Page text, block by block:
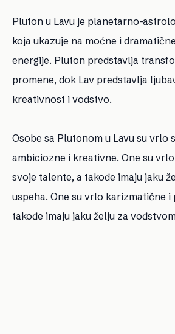
Pluton u Lavu je planetarno-
koja ukazuje na moćne i
energije. Pluton predstavlja
promene, dok Lav predstavlja
kreativnost i vođstvo.
Osobe sa Plutonom u Lavu su vrlo
ambiciozne i kreativne. One su
svoje talente, a takođe imaju jaku
uspeha. One su vrlo karizmatične i
takođe imaju jaku želju za